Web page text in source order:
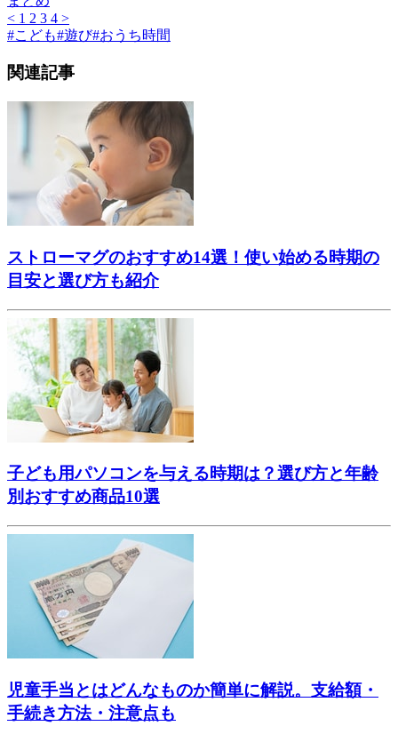
< 1 2 3 4 >
#こども#遊び#おうち時間
関連記事
ストローマグのおすすめ14選！使い始める時期の
目安と選び方も紹介
子ども用パソコンを与える時期は？選び方と年齢
別おすすめ商品10選
児童手当とはどんなものか簡単に解説。支給額・
手続き方法・注意点も